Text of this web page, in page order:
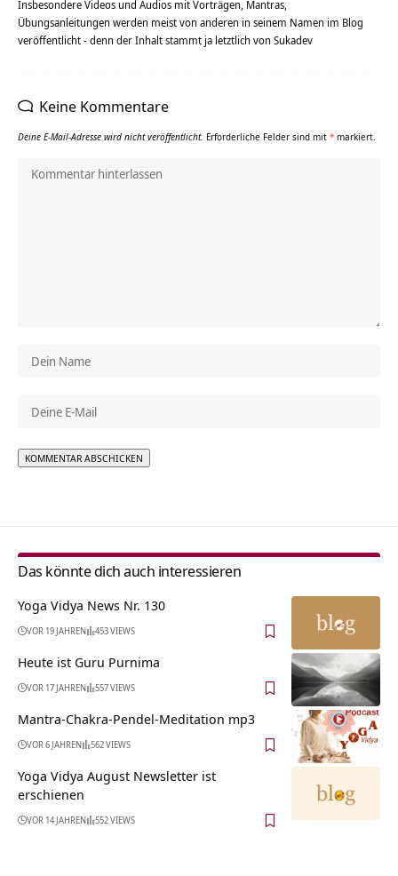
Insbesondere Videos und Audios mit Vorträgen, Mantras,
Übungsanleitungen werden meist von anderen in seinem Namen im Blog
veröffentlicht - denn der Inhalt stammt ja letztlich von Sukadev
Keine Kommentare
Deine E-Mail-Adresse wird nicht veröffentlicht. Erforderliche Felder sind mit * markiert.
Das könnte dich auch interessieren
Yoga Vidya News Nr. 130
VOR 19 JAHREN 453 VIEWS
Heute ist Guru Purnima
VOR 17 JAHREN 557 VIEWS
Mantra-Chakra-Pendel-Meditation mp3
VOR 6 JAHREN 562 VIEWS
Yoga Vidya August Newsletter ist
erschienen
VOR 14 JAHREN 552 VIEWS